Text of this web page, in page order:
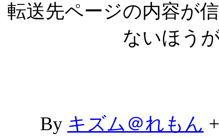
転送先ページの内容が
ないほう
By キズム＠れもん